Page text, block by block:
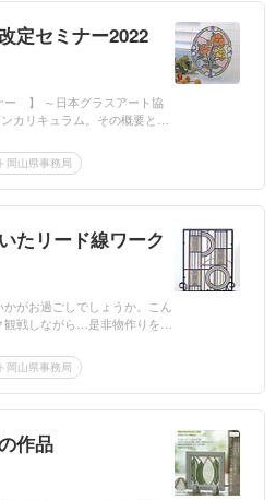
定セミナー2022
ー 】 ～日本グラスアート協
カリキュラム。その概要とポ
岡山県事務局
たリード線ワーク
がお過ごしでしょうか。こん
戦しながら…是非物作りを…
岡山県事務局
作品